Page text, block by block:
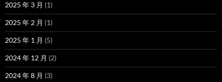
2025 年 3 月 (1)
2025 年 2 月 (1)
2025 年 1 月 (5)
2024 年 12 月 (2)
2024 年 8 月 (3)